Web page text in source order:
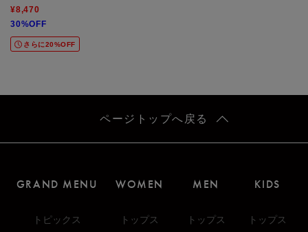
可
¥8,470
30%OFF
さらに20%OFF
ページトップへ戻る
GRAND MENU
トピックス
WOMEN
トップス
MEN
トップス
KIDS
トップス